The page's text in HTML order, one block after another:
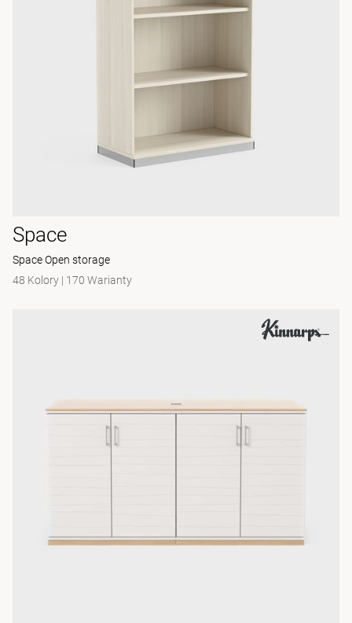
Space
Space Open storage
48 Kolory | 170 Warianty